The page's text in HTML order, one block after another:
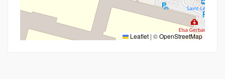
Leaflet | ©OpenStreetMap